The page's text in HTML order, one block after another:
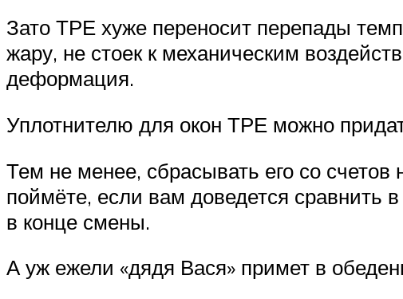
Зато ТРЕ хуже переносит перепады
жару, не стоек к механическим
деформация.
Уплотнителю для окон ТРЕ можно
Тем не менее, сбрасывать его со
поймёте, если вам доведется сравнить
в конце смены.
А уж ежели «дядя Вася» примет в